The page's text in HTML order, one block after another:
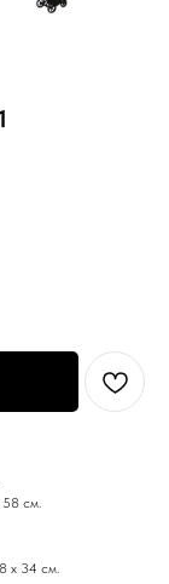
58 см.
х 34 см.